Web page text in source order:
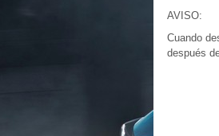
AVISO:
Cuando
después